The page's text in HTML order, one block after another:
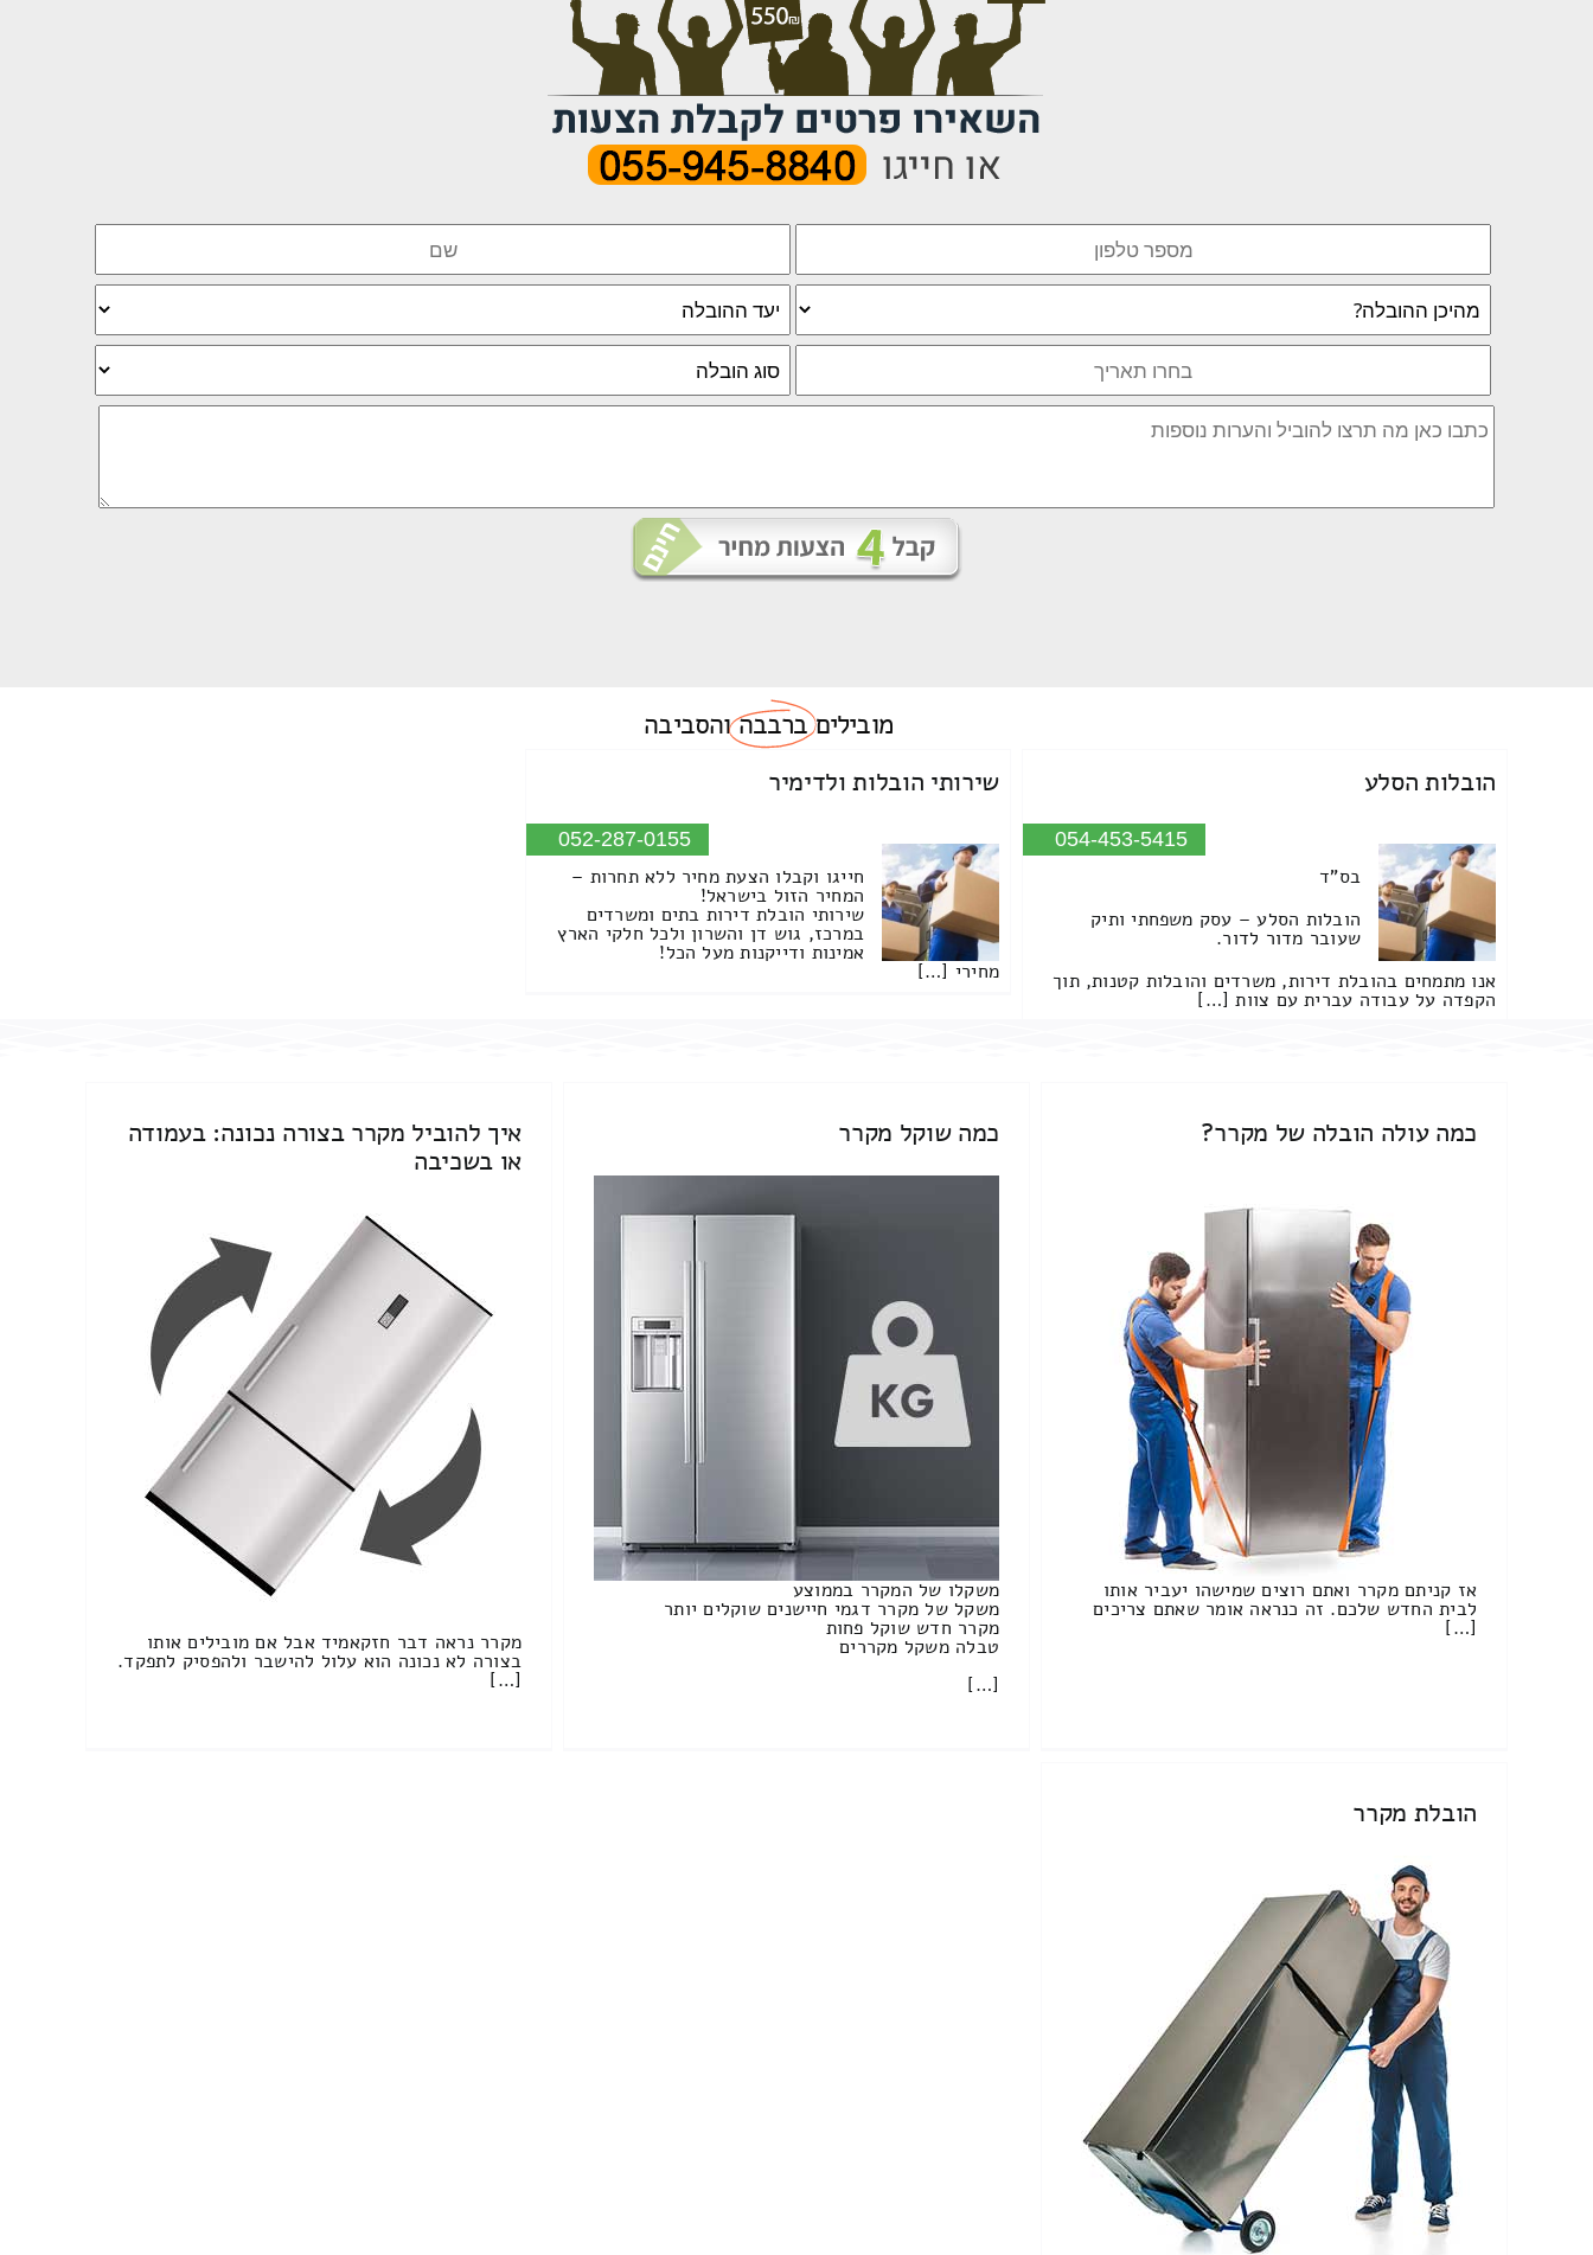
מוביליםברבבהוהסביבה
הובלות הסלע
054-453-5415
בס"ד
הובלות הסלע – עסק משפחתי ותיק
שעובר מדור לדור.
אנו מתמחים בהובלת דירות, משרדים והובלות קטנות, תוך
הקפדה על עבודה עברית עם צוות […]
שירותי הובלות ולדימיר
052-287-0155
חייגו וקבלו הצעת מחיר ללא תחרות –
המחיר הזול בישראל!
שירותי הובלת דירות בתים ומשרדים
במרכז, גוש דן והשרון ולכל חלקי הארץ
אמינות ודייקנות מעל הכל!
מחירי […]
כמה עולה הובלה של מקרר?
אז קניתם מקרר ואתם רוצים שמישהו יעביר אותו
לבית החדש שלכם. זה כנראה אומר שאתם צריכים
[…]
כמה שוקל מקרר
משקלו של המקרר בממוצע
משקל של מקרר דגמי חיישנים שוקלים יותר
מקרר חדש שוקל פחות
טבלה משקל מקררים
[…]
איך להוביל מקרר בצורה נכונה: בעמודה
או בשכיבה
מקרר נראה דבר חזקאמיד אבל אם מובילים אותו
בצורה לא נכונה הוא עלול להישבר ולהפסיק לתפקד.
[…]
הובלת מקרר